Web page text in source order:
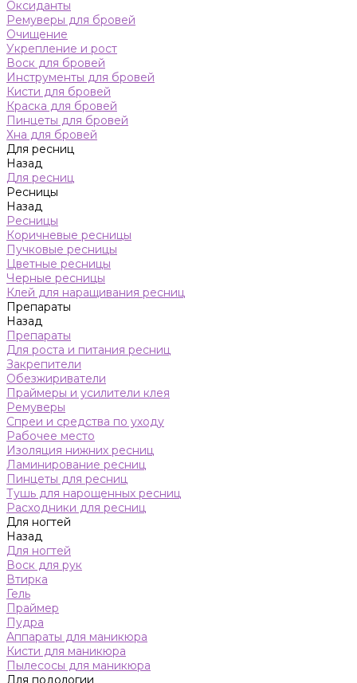
Оксиданты
Ремуверы для бровей
Очищение
Укрепление и рост
Воск для бровей
Инструменты для бровей
Кисти для бровей
Краска для бровей
Пинцеты для бровей
Хна для бровей
Для ресниц
Назад
Для ресниц
Ресницы
Назад
Ресницы
Коричневые ресницы
Пучковые ресницы
Цветные ресницы
Черные ресницы
Клей для наращивания ресниц
Препараты
Назад
Препараты
Для роста и питания ресниц
Закрепители
Обезжириватели
Праймеры и усилители клея
Ремуверы
Спреи и средства по уходу
Рабочее место
Изоляция нижних ресниц
Ламинирование ресниц
Пинцеты для ресниц
Тушь для нарощенных ресниц
Расходники для ресниц
Для ногтей
Назад
Для ногтей
Воск для рук
Втирка
Гель
Праймер
Пудра
Аппараты для маникюра
Кисти для маникюра
Пылесосы для маникюра
Для подологии